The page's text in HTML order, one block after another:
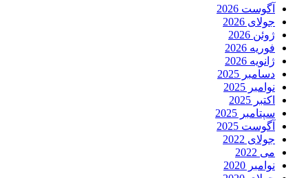
آگوست 2026
جولای 2026
ژوئن 2026
فوریه 2026
ژانویه 2026
دسامبر 2025
نوامبر 2025
اکتبر 2025
سپتامبر 2025
آگوست 2025
جولای 2022
می 2022
نوامبر 2020